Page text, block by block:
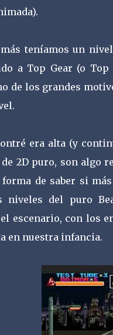
teníamos un
a Top Gear (o
de los grandes
era alta (y
2D puro, son algo
forma de saber si
niveles del puro
escenario, con los
en nuestra infancia.